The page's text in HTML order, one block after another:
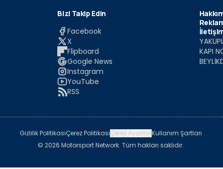
Bizi Takip Edin
Facebook
X
Flipboard
Google News
Instagram
YouTube
RSS
KAPI
Gizlilik PolitikasıÇerez PolitikasıÇerez AyarlarıKullanım Şartları
© 2026 Motorsport Network. Tüm hakları saklıdır.